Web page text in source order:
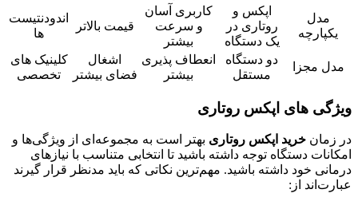
مدل
یکپارچه
اپکس و
روتاری در
یک دستگاه
کاربری آسان
و سرعت
بیشتر
قیمت بالاتر
اندودنتیست
ها
مدل مجزا
دو دستگاه
مستقل
انعطاف پذیری
بیشتر
اشغال
فضای بیشتر
کلینیک های
تخصصی
ویژگی های اپکس روتاری
در زمان خرید اپکس روتاری بهتر است به مجموعه‌ای از ویژگی‌ها و
امکانات دستگاه توجه داشته باشید تا انتخابی متناسب با نیازهای
درمانی خود داشته باشید. مهم‌ترین نکاتی که باید مدنظر قرار گیرند
عبارت‌اند از: